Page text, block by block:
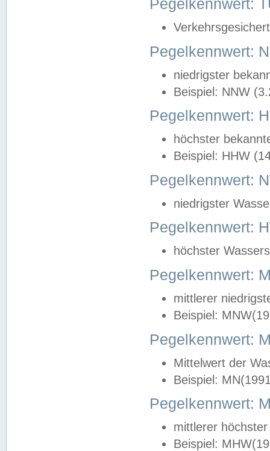
Pegelkennwert:
Pegelkennwert:
niedrigster
Beispiel: NNW
Pegelkennwert:
höchster
Beispiel: HHW
Pegelkennwert:
niedrigster
Pegelkennwert:
höchster
Pegelkennwert:
mittlerer
Beispiel:
Pegelkennwert:
Mittelwert der
Beispiel:
Pegelkennwert:
mittlerer
Beispiel: